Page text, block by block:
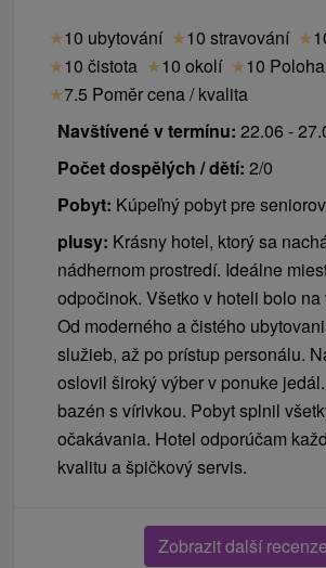
★10 ubytování ★10 stravování ★
★10 čistota ★10 okolí ★10 Poloha
★7.5 Poměr cena / kvalita
Navštívené v termínu: 22.06 -
Počet dospělých / dětí: 2/0
Pobyt: Kúpeľný pobyt pre seniorov
plusy: Krásny hotel, ktorý sa
nádhernom prostredí. Ideálne
odpočinok. Všetko v hoteli bolo
Od moderného a čistého
služieb, až po prístup personálu.
oslovil široký výber v ponuke
bazén s vírivkou. Pobyt splnil
očakávania. Hotel odporúčam
kvalitu a špičkový servis.
Zobrazit další recenze